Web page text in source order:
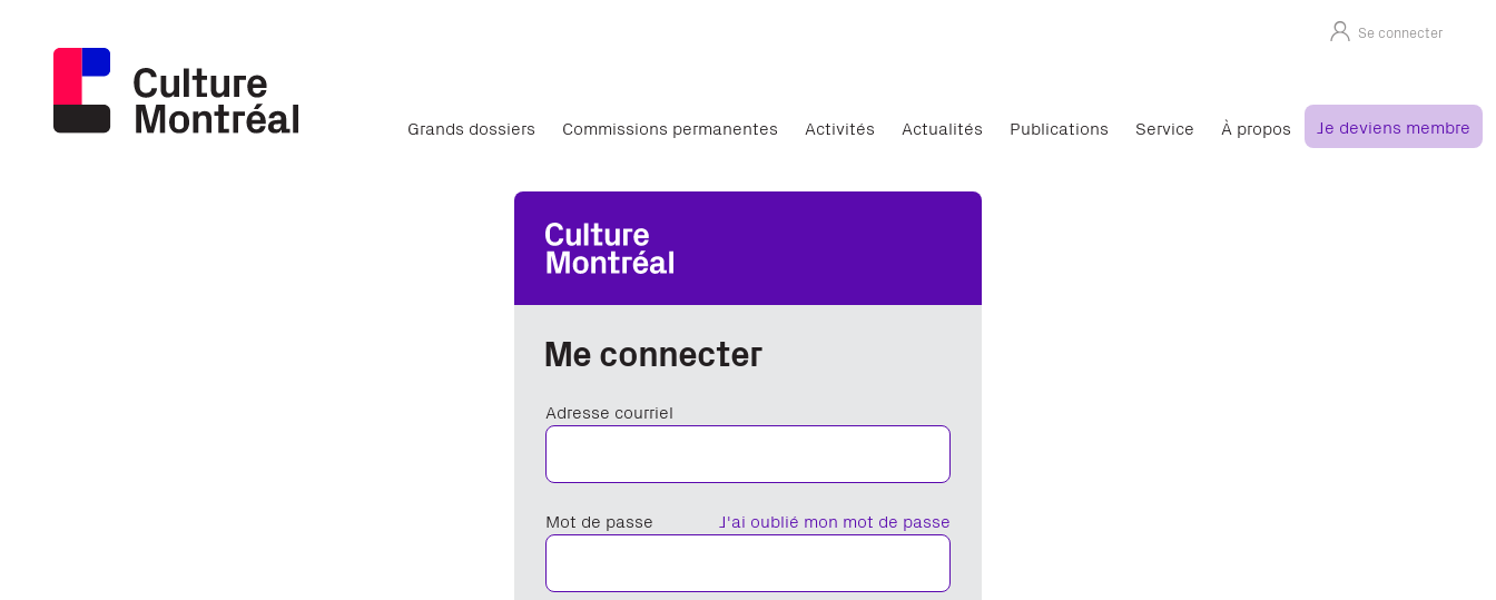
Se connecter
Grands dossiers Commissions permanentes Activités Actualités Publications Service À propos Je deviens membre
Me connecter
Adresse courriel
J'ai oublié mon mot de passe
Mot de passe